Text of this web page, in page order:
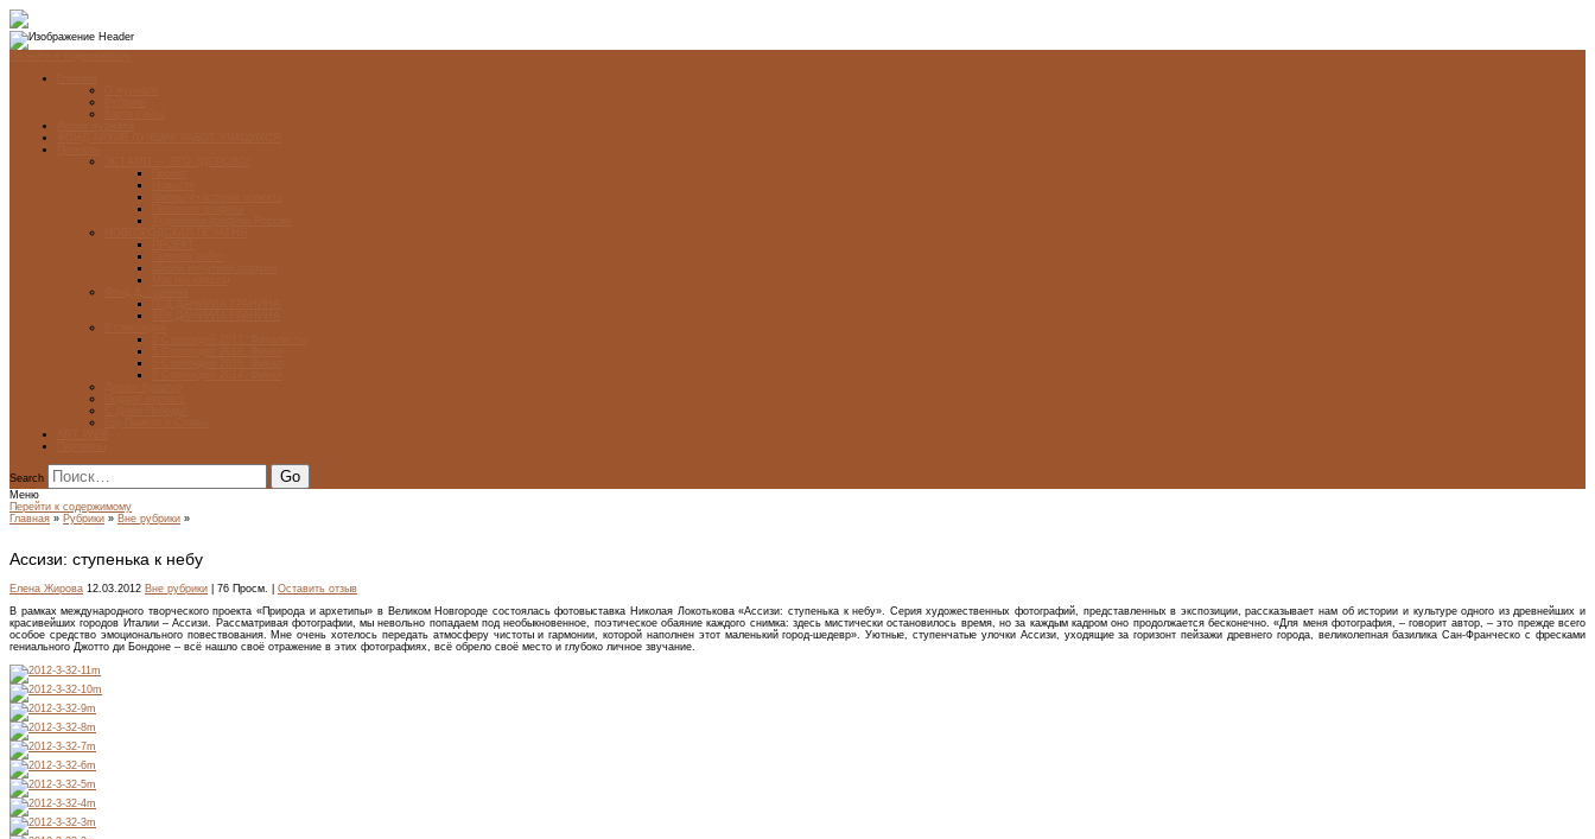
Search
Меню
Перейти к содержимому
Главная » Рубрики » Вне рубрики »
Ассизи: ступенька к небу
Елена Жирова 12.03.2012 Вне рубрики | 76 Просм. | Оставить отзыв
В рамках международного творческого проекта «Природа и архетипы» в Великом Новгороде состоялась фотовыставка Николая Локотькова «Ассизи: ступенька к небу». Серия художественных фотографий, представленных в экспозиции, рассказывает нам об истории и культуре одного из древнейших и
красивейших городов Италии – Ассизи. Рассматривая фотографии, мы невольно попадаем под необыкновенное, поэтическое обаяние каждого снимка: здесь мистически остановилось время, но за каждым кадром оно продолжается бесконечно. «Для меня фотография, – говорит автор, – это прежде всего
особое средство эмоционального повествования. Мне очень хотелось передать атмосферу чистоты и гармонии, которой наполнен этот маленький город-шедевр». Уютные, ступенчатые улочки Ассизи, уходящие за горизонт пейзажи древнего города, великолепная базилика Сан-Франческо с фресками
гениального Джотто ди Бондоне – всё нашло своё отражение в этих фотографиях, всё обрело своё место и глубоко личное звучание.